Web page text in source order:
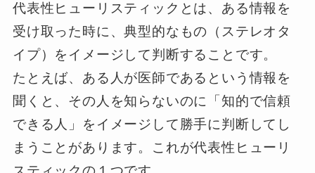
代表性ヒューリスティックとは、ある情報を
受け取った時に、典型的なもの（ステレオタ
イプ）をイメージして判断することです。
たとえば、ある人が医師であるという情報を
聞くと、その人を知らないのに「知的で信頼
できる人」をイメージして勝手に判断してし
まうことがあります。これが代表性ヒューリ